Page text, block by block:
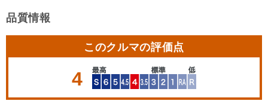
品質情報
このクルマの評価点
4